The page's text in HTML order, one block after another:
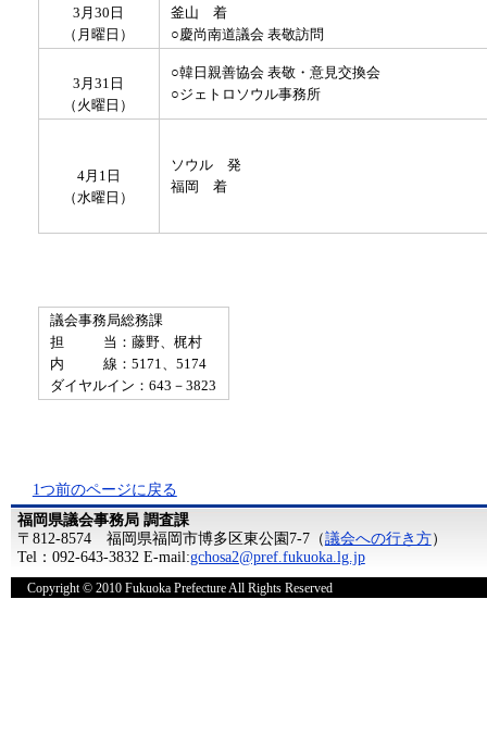
3月30日
（月曜日）
釜山 着
○慶尚南道議会 表敬訪問
3月31日
（火曜日）
○韓日親善協会 表敬・意見交換会
○ジェトロソウル事務所
4月1日
（水曜日）
ソウル 発
福岡 着
議会事務局総務課
担 当：藤野、梶村
内 線：5171、5174
ダイヤルイン：643－3823
1つ前のページに戻る
福岡県議会事務局 調査課
〒812-8574 福岡県福岡市博多区東公園7-7（議会への行き方）
Tel：092-643-3832 E-mail:gchosa2@pref.fukuoka.lg.jp
Copyright © 2010 Fukuoka Prefecture All Rights Reserved